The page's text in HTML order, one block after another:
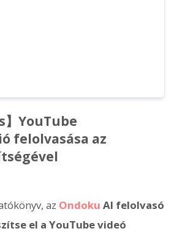
】YouTube
felolvasása az
az Ondoku AI felolvasó
el a YouTube videó